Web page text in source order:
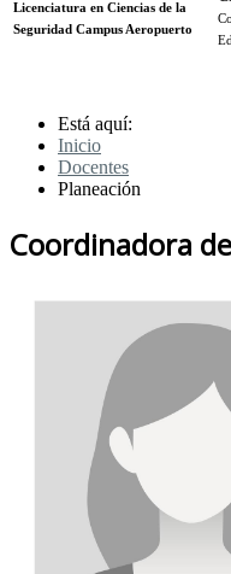
Licenciatura en Ciencias de la
Seguridad Campus Aeropuerto
Está aquí:
Inicio
Docentes
Planeación
Coordinadora